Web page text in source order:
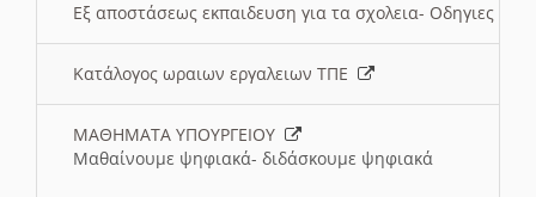
Εξ αποστάσεως εκπαιδευση για τα σχολεια- Οδηγιες
Κατάλογος ωραιων εργαλειων ΤΠΕ
ΜΑΘΗΜΑΤΑ ΥΠΟΥΡΓΕΙΟΥ
Μαθαίνουμε ψηφιακά- διδάσκουμε ψηφιακά